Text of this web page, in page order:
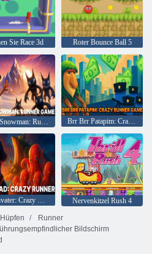
Sie Race 3d Roter Bounce Ball 5
Crazy Snowman: Runner-Spiel Brr Brr Patapim: Crazy Runner-Spiel
Nervenkitzel Rush 4
Hüpfen
Runner
Bildschirm